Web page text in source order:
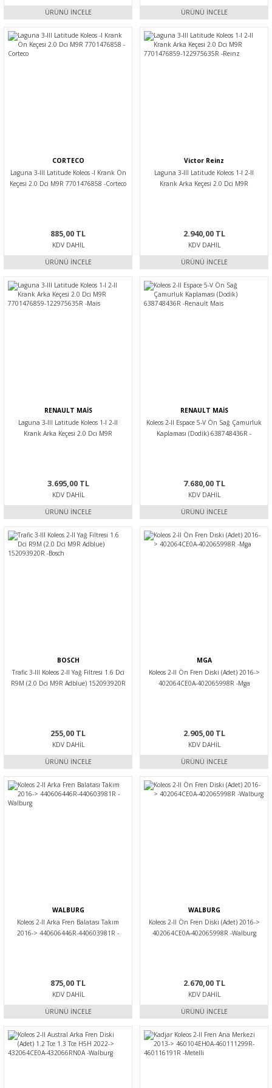
ÜRÜNÜ İNCELE
ÜRÜNÜ İNCELE
CORTECO
Laguna 3-III Latitude Koleos -I Krank Ön
Keçesi 2.0 Dci M9R 7701476858 -Corteco
885,00 TL
KDV DAHIL
ÜRÜNÜ İNCELE
Victor Reinz
Laguna 3-III Latitude Koleos 1-I 2-II
Krank Arka Keçesi 2.0 Dci M9R
2.940,00 TL
KDV DAHIL
ÜRÜNÜ İNCELE
RENAULT MAİS
Laguna 3-III Latitude Koleos 1-I 2-II
Krank Arka Keçesi 2.0 Dci M9R
3.695,00 TL
KDV DAHIL
ÜRÜNÜ İNCELE
RENAULT MAİS
Koleos 2-II Espace 5-V Ön Sağ Çamurluk
Kaplaması (Dodik) 638748436R -
7.680,00 TL
KDV DAHIL
ÜRÜNÜ İNCELE
BOSCH
Trafic 3-III Koleos 2-II Yağ Filtresi 1.6 Dci
R9M (2.0 Dci M9R Adblue) 152093920R
255,00 TL
KDV DAHIL
ÜRÜNÜ İNCELE
MGA
Koleos 2-II Ön Fren Diski (Adet) 2016->
402064CE0A-402065998R -Mga
2.905,00 TL
KDV DAHIL
ÜRÜNÜ İNCELE
WALBURG
Koleos 2-II Arka Fren Balatası Takım
2016-> 440606446R-440603981R -
875,00 TL
KDV DAHIL
ÜRÜNÜ İNCELE
WALBURG
Koleos 2-II Ön Fren Diski (Adet) 2016->
402064CE0A-402065998R -Walburg
2.670,00 TL
KDV DAHIL
ÜRÜNÜ İNCELE